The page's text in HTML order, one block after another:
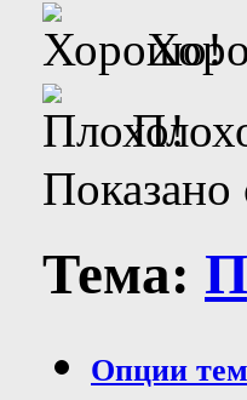
Показано
Тема:
Опции